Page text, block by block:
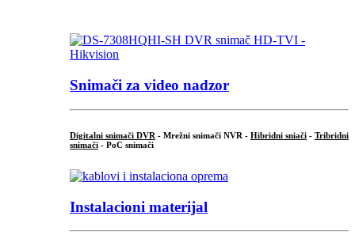
Snimači za video nadzor
Digitalni snimači DVR - Mrežni snimači NVR - Hibridni sniači - Tribridni
snimači - PoC snimači
Instalacioni materijal